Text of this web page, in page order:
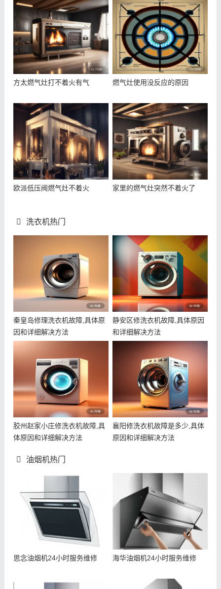
方太燃气灶打不着火有气 燃气灶使用没反应的原因
欧派低压阀燃气灶不着火 家里的燃气灶突然不着火了
洗衣机热门
秦皇岛修理洗衣机故障,具体原
因和详细解决方法
静安区修洗衣机故障,具体原因
和详细解决方法
胶州赵家小庄修洗衣机故障,具
体原因和详细解决方法
襄阳修洗衣机故障是多少,具体
原因和详细解决方法
油烟机热门
思念油烟机24小时服务维修 海华油烟机24小时服务维修